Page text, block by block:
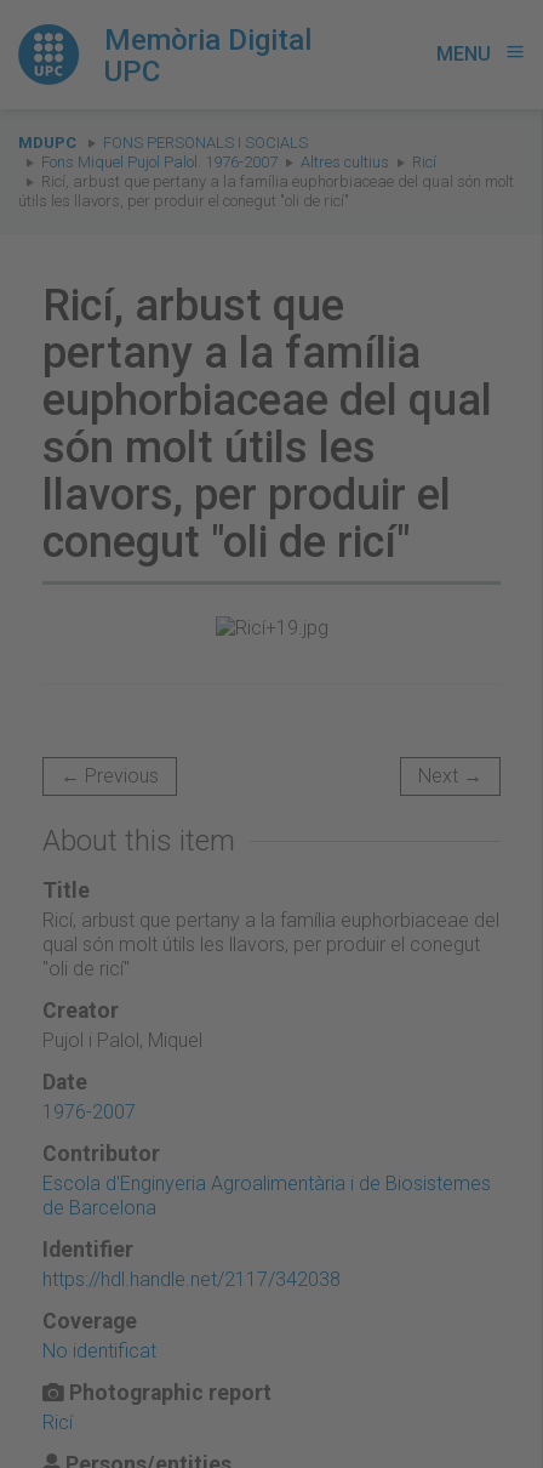
Memòria Digital
UPC
MENU menu
You
are
here:
MDUPC
FONS PERSONALS I SOCIALS
Fons Miquel Pujol Palol. 1976-2007
Altres cultius
Ricí
Ricí, arbust que pertany a la família euphorbiaceae del qual són molt
útils les llavors, per produir el conegut "oli de ricí"
Ricí, arbust que
pertany a la família
euphorbiaceae del qual
són molt útils les
llavors, per produir el
conegut "oli de ricí"
← Previous Next →
About this item
Title
Ricí, arbust que pertany a la família euphorbiaceae del
qual són molt útils les llavors, per produir el conegut
"oli de ricí"
Creator
Pujol i Palol, Miquel
Date
1976-2007
Contributor
Escola d'Enginyeria Agroalimentària i de Biosistemes
de Barcelona
Identifier
https://hdl.handle.net/2117/342038
Coverage
No identificat
Photographic report
Ricí